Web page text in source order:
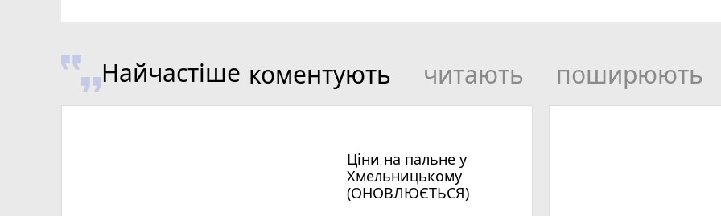
Найчастіше коментують читають поширюють
Ціни на пальне у
Хмельницькому
(ОНОВЛЮЄТЬСЯ)